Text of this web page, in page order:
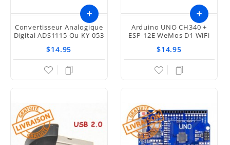
Convertisseur Analogique
Digital ADS1115 Ou KY-053
$14.95
Arduino UNO CH340 +
ESP-12E WeMos D1 WiFi
$14.95